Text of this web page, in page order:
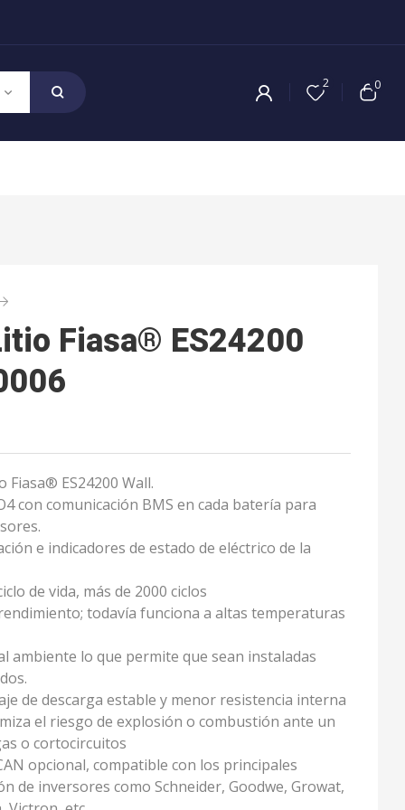
2 0
Fiasa® ES24200
Fiasa® ES24200 Wall.
con comunicación BMS en cada batería para
e indicadores de estado de eléctrico de la
de vida, más de 2000 ciclos
todavía funciona a altas temperaturas
ambiente lo que permite que sean instaladas
de descarga estable y menor resistencia interna
el riesgo de explosión o combustión ante un
o cortocircuitos
opcional, compatible con los principales
de inversores como Schneider, Goodwe, Growat,